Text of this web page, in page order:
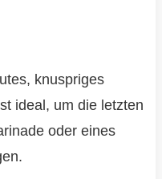
knuspriges
ideal, um die letzten
oder eines